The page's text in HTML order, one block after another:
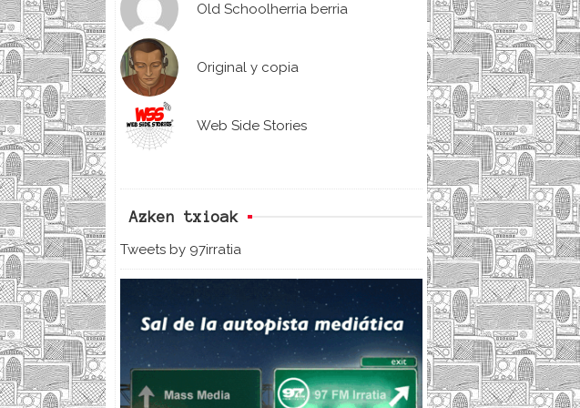
Old Schoolherria berria
Original y copia
Web Side Stories
Azken txioak
Tweets by 97irratia